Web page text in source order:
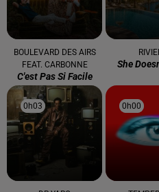
BOULEVARD DES AIRS
FEAT. CARBONNE
C'est Pas Si Facile
She
0h03
0h03 0h00
0h00